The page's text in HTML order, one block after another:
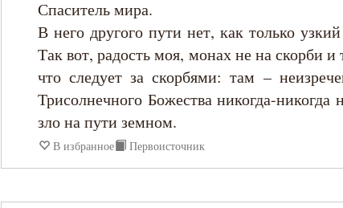
Феодор Студит
Феолипт Филадельфийский
Феофан Затворник
Спаситель мира.
В него другого пути нет, как только
Так вот, радость моя, монах не на скорби
что следует за скорбями: там –
Трисолнечного Божества никогда-никогда
зло на пути земном.
В избранное Первоисточник